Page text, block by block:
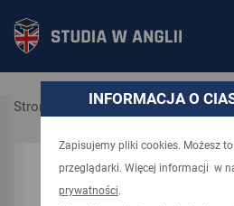
INFORMACJA O
Zapisujemy pliki cookies. Możesz
przeglądarki. Więcej informacji w
prywatności.
Strona główna Kierunki
UCAS code: